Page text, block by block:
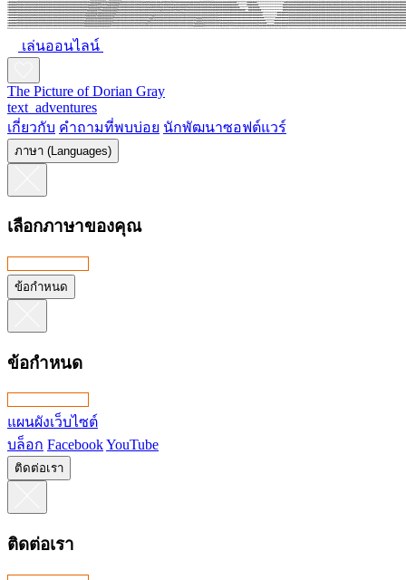
เล่นออนไลน์
The Picture of Dorian Gray
text_adventures
เกี่ยวกับ คำถามที่พบบ่อย นักพัฒนาซอฟต์แวร์
ภาษา (Languages)
เลือกภาษาของคุณ
ข้อกำหนด
ข้อกำหนด
แผนผังเว็บไซต์
บล็อก FacebookYouTube
ติดต่อเรา
ติดต่อเรา